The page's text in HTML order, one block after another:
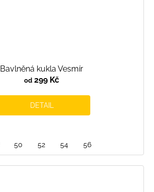
Bavlněná kukla Vesmír
od 299 Kč
DETAIL
50 52 54 56